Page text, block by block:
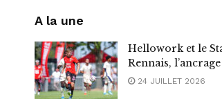
A la une
Hellowork et le
Rennais,
24 JUILLET 2026